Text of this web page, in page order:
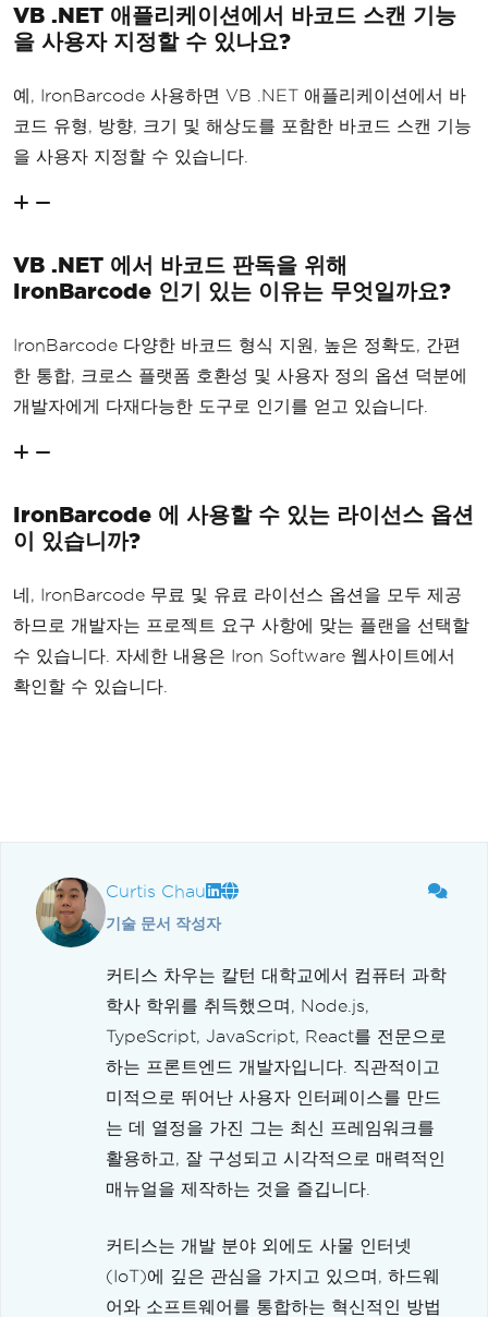
VB .NET 애플리케이션에서 바코드 스캔 기능
을 사용자 지정할 수 있나요?
예, IronBarcode 사용하면 VB .NET 애플리케이션에서 바
코드 유형, 방향, 크기 및 해상도를 포함한 바코드 스캔 기능
을 사용자 지정할 수 있습니다.
VB .NET 에서 바코드 판독을 위해
IronBarcode 인기 있는 이유는 무엇일까요?
IronBarcode 다양한 바코드 형식 지원, 높은 정확도, 간편
한 통합, 크로스 플랫폼 호환성 및 사용자 정의 옵션 덕분에
개발자에게 다재다능한 도구로 인기를 얻고 있습니다.
IronBarcode 에 사용할 수 있는 라이선스 옵션
이 있습니까?
네, IronBarcode 무료 및 유료 라이선스 옵션을 모두 제공
하므로 개발자는 프로젝트 요구 사항에 맞는 플랜을 선택할
수 있습니다. 자세한 내용은 Iron Software 웹사이트에서
확인할 수 있습니다.
Curtis Chau
기술 문서 작성자
커티스 차우는 칼턴 대학교에서 컴퓨터 과학
학사 학위를 취득했으며, Node.js,
TypeScript, JavaScript, React를 전문으로
하는 프론트엔드 개발자입니다. 직관적이고
미적으로 뛰어난 사용자 인터페이스를 만드
는 데 열정을 가진 그는 최신 프레임워크를
활용하고, 잘 구성되고 시각적으로 매력적인
매뉴얼을 제작하는 것을 즐깁니다.
커티스는 개발 분야 외에도 사물 인터넷
(IoT)에 깊은 관심을 가지고 있으며, 하드웨
어와 소프트웨어를 통합하는 혁신적인 방법